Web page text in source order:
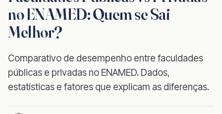
no ENAMED: Quem se Sai
Melhor?
Comparativo de desempenho entre faculdades
públicas e privadas no ENAMED. Dados,
estatísticas e fatores que explicam as diferenças.